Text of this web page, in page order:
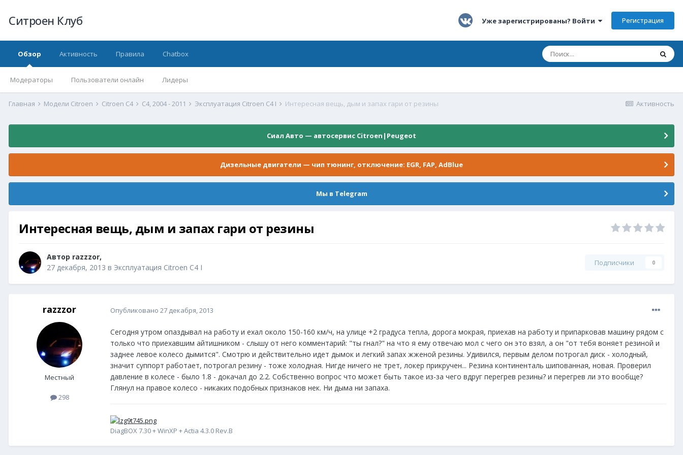
Ситроен Клуб Уже зарегистрированы? Войти Регистрация
Обзор
Модераторы Пользователи онлайн Лидеры
Активность Правила Chatbox
Активность
Главная Модели Citroen Citroen C4 С4, 2004 - 2011 Эксплуатация Citroen C4 I Интересная вещь, дым и запах гари от резины
Сиал Авто — автосервис Citroen|Peugeot
Дизельные двигатели — чип тюнинг, отключение: EGR, FAP, AdBlue
Мы в Telegram
Интересная вещь, дым и запах гари от резины
Автор razzzor,
27 декабря, 2013 в Эксплуатация Citroen C4 I Подписчики 0
razzzor
Местный
298
Опубликовано 27 декабря, 2013
Сегодня утром опаздывал на работу и ехал около 150-160 км/ч, на улице +2 градуса тепла, дорога мокрая, приехав на работу и припарковав машину рядом с
только что приехавшим айтишником - слышу от него комментарий: "ты гнал?" на что я ему отвечаю мол с чего он это взял, а он "от тебя воняет резиной и
заднее левое колесо дымится". Смотрю и действительно идет дымок и легкий запах жженой резины. Удивился, первым делом потрогал диск - холодный,
значит суппорт работает, потрогал резину - тоже холодная. Нигде ничего не трет, локер прикручен... Резина континенталь шипованная, новая. Проверил
давление в колесе - было 1.8 - докачал до 2.2. Собственно вопрос что может быть такое из-за чего вдруг перегрев резины? и перегрев ли это вообще?
Глянул на правое колесо - никаких подобных признаков нек. Ни дыма ни запаха.
DiagBOX 7.30 + WinXP + Actia 4.3.0 Rev.B